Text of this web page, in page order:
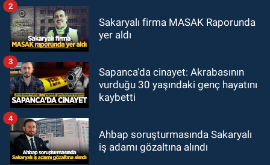
Sakaryalı firma MASAK Raporunda
yer aldı
2
Sapanca'da cinayet: Akrabasının
vurduğu 30 yaşındaki genç hayatını
kaybetti
3
Ahbap soruşturmasında Sakaryalı
iş adamı gözaltına alındı
4